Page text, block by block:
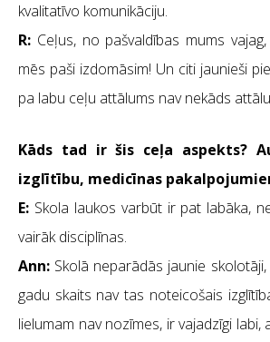
kvalitatīvo komunikāciju.
R: Ceļus, no pašvaldības mums
mēs paši izdomāsim! Un citi jaunieši
pa labu ceļu attālums nav nekāds
Kāds tad ir šis ceļa aspekts?
izglītību, medicīnas
E: Skola laukos varbūt ir pat labāka,
vairāk disciplīnas.
Ann: Skolā neparādās jaunie
gadu skaits nav tas noteicošais
lielumam nav nozīmes, ir vajadzīgi labi,